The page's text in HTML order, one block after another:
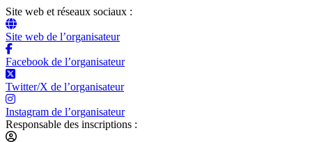
Site web et réseaux sociaux :
Site web de l’organisateur
Facebook de l’organisateur
Twitter/X de l’organisateur
Instagram de l’organisateur
Responsable des inscriptions :